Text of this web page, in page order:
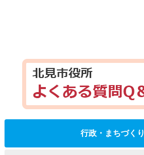
行政・まちづくり